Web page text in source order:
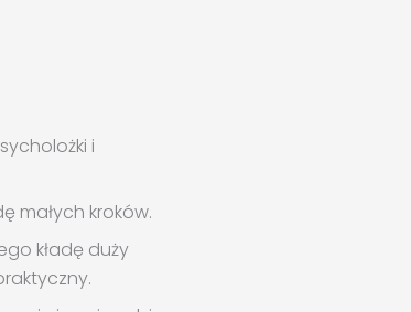
i
małych kroków.
kładę duży